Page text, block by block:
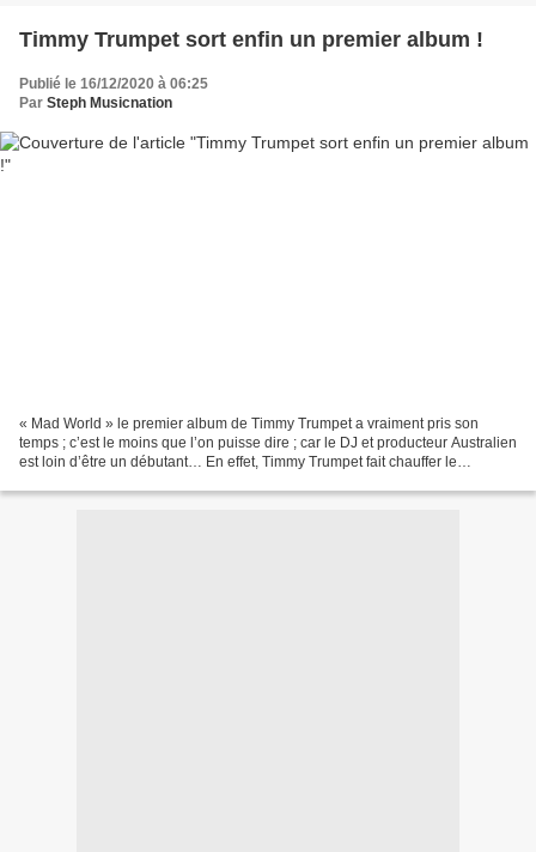
Timmy Trumpet sort enfin un premier album !
Publié le 16/12/2020 à 06:25
Par Steph Musicnation
« Mad World » le premier album de Timmy Trumpet a vraiment pris son
temps ; c’est le moins que l’on puisse dire ; car le DJ et producteur Australien
est loin d’être un débutant… En effet, Timmy Trumpet fait chauffer le